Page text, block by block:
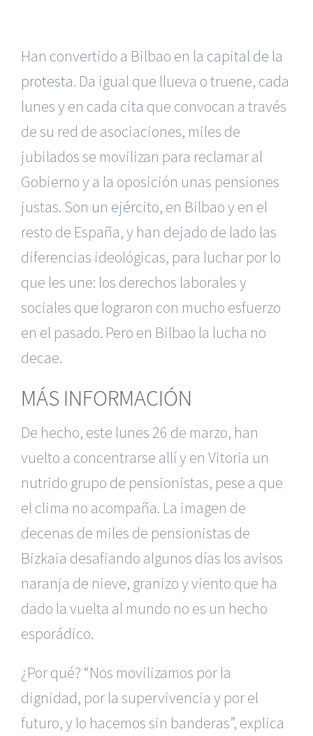
Han convertido a Bilbao en la capital de la
protesta. Da igual que llueva o truene, cada
lunes y en cada cita que convocan a través
de su red de asociaciones, miles de
jubilados se movilizan para reclamar al
Gobierno y a la oposición unas pensiones
justas. Son un ejército, en Bilbao y en el
resto de España, y han dejado de lado las
diferencias ideológicas, para luchar por lo
que les une: los derechos laborales y
sociales que lograron con mucho esfuerzo
en el pasado. Pero en Bilbao la lucha no
decae.
MÁS INFORMACIÓN
De hecho, este lunes 26 de marzo, han
vuelto a concentrarse allí y en Vitoria un
nutrido grupo de pensionistas, pese a que
el clima no acompaña. La imagen de
decenas de miles de pensionistas de
Bizkaia desafiando algunos días los avisos
naranja de nieve, granizo y viento que ha
dado la vuelta al mundo no es un hecho
esporádico.
¿Por qué? “Nos movilizamos por la
dignidad, por la supervivencia y por el
futuro, y lo hacemos sin banderas”, explica